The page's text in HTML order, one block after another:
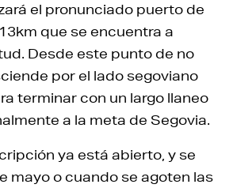
el pronunciado puerto de
que se encuentra a
Desde este punto de no
por el lado segoviano
terminar con un largo llaneo
a la meta de Segovia.
ya está abierto, y se
mayo o cuando se agoten las